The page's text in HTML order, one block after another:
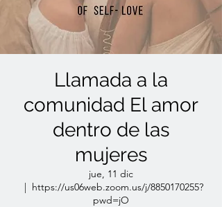
Llamada a la
comunidad El amor
dentro de las
mujeres
jue, 11 dic
  |
https://us06web.zoom.us/j/8850170255?
pwd=jO